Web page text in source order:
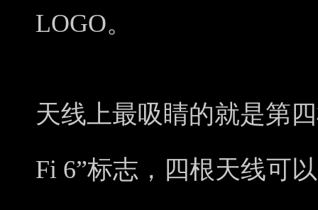
LOGO。
天线上最吸睛的就是第
Fi 6”标志，四根天线可